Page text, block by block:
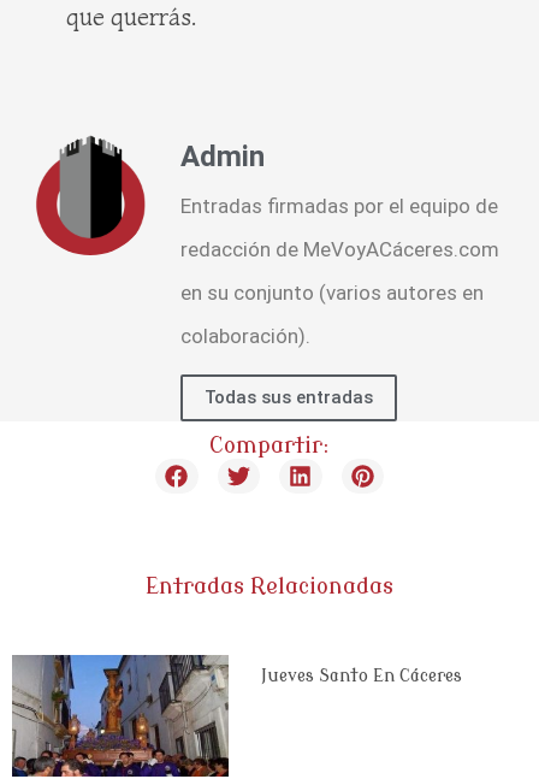
que querrás.
Admin
Entradas firmadas por el equipo de
redacción de MeVoyACáceres.com
en su conjunto (varios autores en
colaboración).
Todas sus entradas
Compartir:
Entradas Relacionadas
Jueves Santo En Cáceres